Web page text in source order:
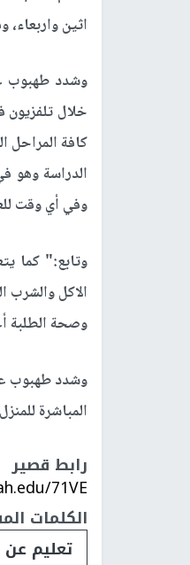
اثين
وشدد طهبوب
خلال تلفزيون
كافة
الدراسة وهو
وفي أي وقت
وتابع:" كما
الاكل والشرب
وصحة الطلبة
وشدد طهبوب
المباشرة
رابط قصير
71VE/
الكلمات
تعليم عن